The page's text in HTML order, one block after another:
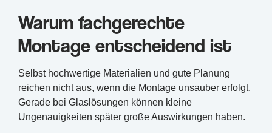
Warum fachgerechte
Montage entscheidend ist
Selbst hochwertige Materialien und gute Planung
reichen nicht aus, wenn die Montage unsauber erfolgt.
Gerade bei Glaslösungen können kleine
Ungenauigkeiten später große Auswirkungen haben.